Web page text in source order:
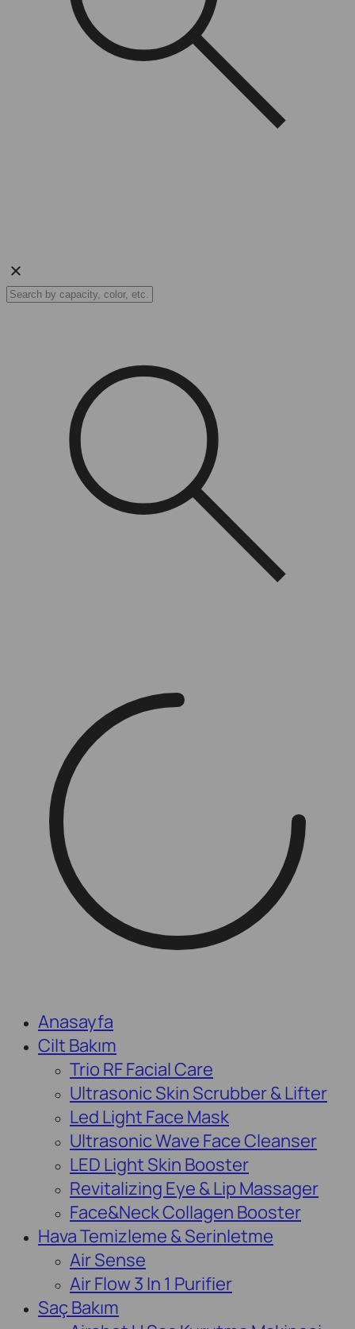
Anasayfa
Cilt Bakım
Trio RF Facial Care
Ultrasonic Skin Scrubber & Lifter
Led Light Face Mask
Ultrasonic Wave Face Cleanser
LED Light Skin Booster
Revitalizing Eye & Lip Massager
Face&Neck Collagen Booster
Hava Temizleme & Serinletme
Air Sense
Air Flow 3 In 1 Purifier
Saç Bakım